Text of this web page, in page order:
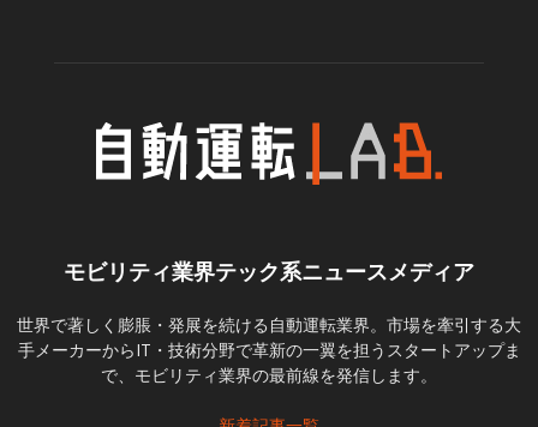
モビリティ業界テック系ニュースメディア
世界で著しく膨脹・発展を続ける自動運転業界。市場を牽引する大
手メーカーからIT・技術分野で革新の一翼を担うスタートアップま
で、モビリティ業界の最前線を発信します。